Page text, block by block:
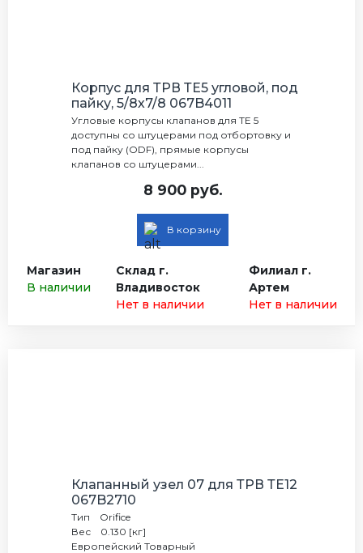
Корпус для ТРВ ТЕ5 угловой, под
пайку, 5/8х7/8 067B4011
Угловые корпусы клапанов для TE 5
доступны со штуцерами под отбортовку и
под пайку (ODF), прямые корпусы
клапанов со штуцерами...
8 900 руб.
В корзину
Магазин
В наличии
Склад г.
Владивосток
Нет в наличии
Филиал г.
Артем
Нет в наличии
Клапанный узел 07 для ТРВ ТЕ12
067B2710
Тип Orifice
Вес 0.130 [кг]
Европейский Товарный